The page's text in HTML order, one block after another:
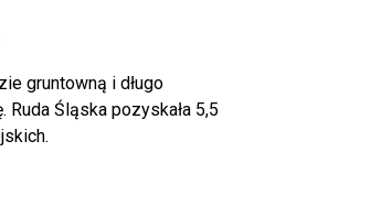
gruntowną i długo
Śląska pozyskała 5,5